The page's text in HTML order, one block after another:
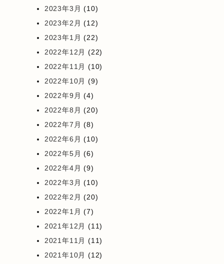
2023年3月 (10)
2023年2月 (12)
2023年1月 (22)
2022年12月 (22)
2022年11月 (10)
2022年10月 (9)
2022年9月 (4)
2022年8月 (20)
2022年7月 (8)
2022年6月 (10)
2022年5月 (6)
2022年4月 (9)
2022年3月 (10)
2022年2月 (20)
2022年1月 (7)
2021年12月 (11)
2021年11月 (11)
2021年10月 (12)